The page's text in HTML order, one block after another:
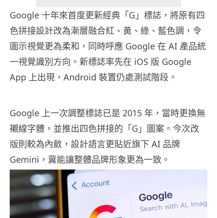
Google 十年來首度更新經典「G」標誌，將原有四
色拼接設計改為漸層融合紅、黃、綠、藍色調，令
圖示視覺更為柔和，同時呼應 Google 在 AI 產品統
一視覺識別方向。新標誌率先在 iOS 版 Google
App 上出現，Android 裝置仍處測試階段。
Google 上一次調整標誌已是 2015 年，當時更換無
襯線字體，並推出四色拼接的「G」圖案。今次改
版則較為內斂，設計語言更貼近旗下 AI 品牌
Gemini，冀能讓整體品牌形象更為一致。